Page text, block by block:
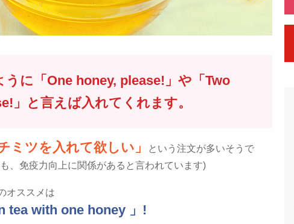
うに「One honey, please!」や「Two
」と言えば入れてくれます。
ミツを入れて欲しい」
という注文が多いそうで
、免疫力向上に関係があると言われています)
オススメは
tea with one honey 」!